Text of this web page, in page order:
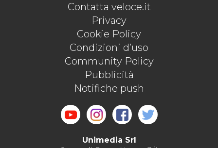
Contatta veloce.it
Privacy
Cookie Policy
Condizioni d’uso
Community Policy
Pubblicità
Notifiche push
Unimedia Srl